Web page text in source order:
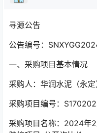
寻源公告
公告编号：
一、采购项目基本情况
采购人：华润水泥（永
采购项目编号：
采购项目名称：2024年